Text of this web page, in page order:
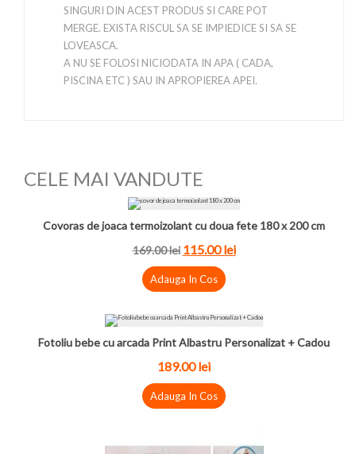
SINGURI DIN ACEST PRODUS SI CARE POT
MERGE. EXISTA RISCUL SA SE IMPIEDICE SI SA SE
LOVEASCA.
A NU SE FOLOSI NICIODATA IN APA ( CADA,
PISCINA ETC ) SAU IN APROPIEREA APEI.
CELE MAI VANDUTE
Covoras de joaca termoizolant cu doua fete 180 x 200 cm
169.00 lei 115.00 lei
Adauga In Cos
Fotoliu bebe cu arcada Print Albastru Personalizat + Cadou
189.00 lei
Adauga In Cos